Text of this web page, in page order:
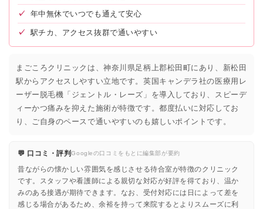
✓ 年中無休でいつでも通えて安心
✓ 駅チカ、アクセス抜群で通いやすい
まごころクリニックは、神奈川県足柄上郡松田町にあり、新松田
駅からアクセスしやすい立地です。英国キャンデラ社の医療用レ
ーザー脱毛機「ジェントル・レーズ」を導入しており、スピーデ
ィーかつ痛みを抑えた施術が特徴です。都度払いに対応してお
り、ご自身のペースで通いやすいのも嬉しいポイントです。
💬 口コミ・評判Googleの口コミをもとに編集部が要約
昔ながらの懐かしい雰囲気を感じさせる待合室が特徴のクリニック
です。スタッフや看護師による親切な対応が好評を得ており、温か
みのある接遇が期待できます。なお、受付対応には日によって差を
感じる場合があるため、余裕を持って来院するとよりスムーズに利